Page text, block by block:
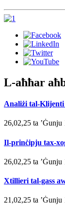
L-aħħar
Analiżi tal-
26,02,25 ta ’Ġunju
Il-prinċipju tax-
26,02,25 ta ’Ġunju
Xtillieri tal-gass
21,02,25 ta ’Ġunju